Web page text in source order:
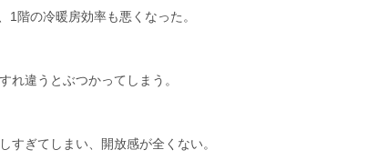
1階の冷暖房効率も悪くなった。
れ違うとぶつかってしまう。
すぎてしまい、開放感が全くない。